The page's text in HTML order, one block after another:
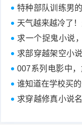
正确有关系吗？
特种部队训练男
女队员，女队员
电视剧
天气越来越冷了
求一个捉鬼小说
拳，跟红尘大师(
求部穿越架空小
不是杨元庆那部
叫铁蛋。
007系列电影中
一个著名的跑车
谁知道在学校买
求穿越修真小说